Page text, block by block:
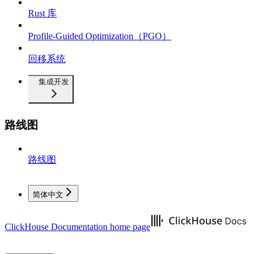
Rust 库
Profile-Guided Optimization（PGO）
回移系统
集成开发
路线图
路线图
简体中文
ClickHouse Documentation home page